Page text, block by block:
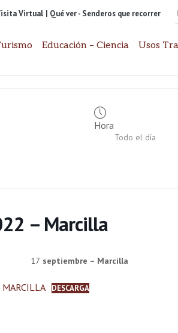
Virtual | Qué ver - Senderos que recorrer
Educación – Ciencia Usos
Hora
Todo el día
– Marcilla
17 septiembre – Marcilla
DESCARGA